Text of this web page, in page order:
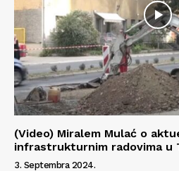
(Video) Miralem Mulać o
infrastrukturnim radovima u
3. Septembra 2024.